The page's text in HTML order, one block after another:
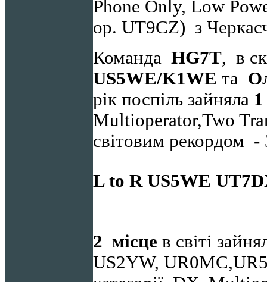
Phone Only, Low
op. UT9CZ) з
Команда HG7T, в
US5WE/K1WE та
рік поспіль зайняла
Multioperator,Two
світовим рекордом -
L to R US5WE
2 місце в світі
US2YW,